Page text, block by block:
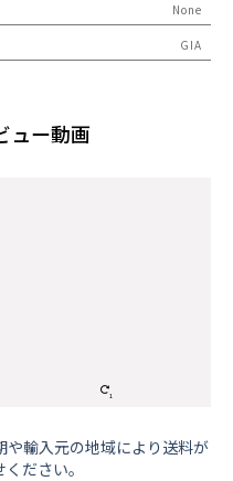
None
GIA
ュー動画
輸⼊元の地域により送料が
ださい。